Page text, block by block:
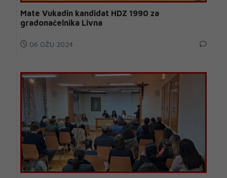
Mate Vukadin kandidat HDZ 1990 za
gradonačelnika Livna
06 OŽU 2024